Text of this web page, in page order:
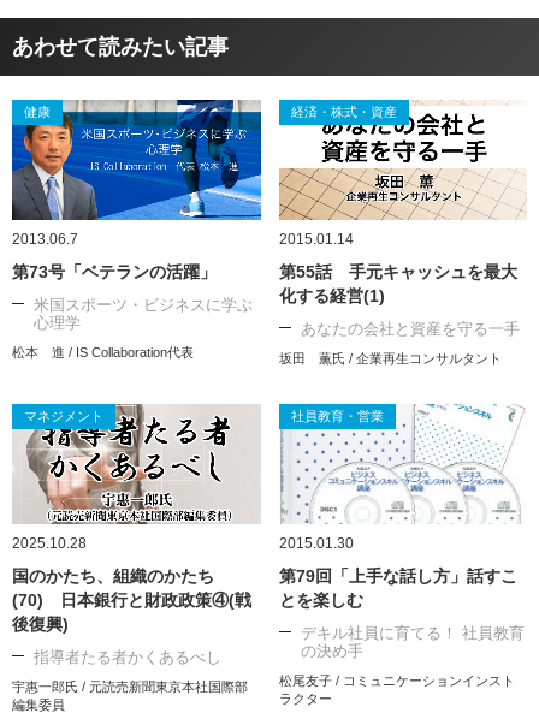
あわせて読みたい記事
健康
2013.06.7
第73号「ベテランの活躍」
米国スポーツ・ビジネスに学ぶ
心理学
松本 進 / IS Collaboration代表
経済・株式・資産
2015.01.14
第55話 手元キャッシュを最大
化する経営(1)
あなたの会社と資産を守る一手
坂田 薫氏 / 企業再生コンサルタント
マネジメント
2025.10.28
国のかたち、組織のかたち
(70) 日本銀行と財政政策④(戦
後復興)
指導者たる者かくあるべし
宇惠一郎氏 / 元読売新聞東京本社国際部
編集委員
社員教育・営業
2015.01.30
第79回「上手な話し方」話すこ
とを楽しむ
デキル社員に育てる！ 社員教育
の決め手
松尾友子 / コミュニケーションインスト
ラクター